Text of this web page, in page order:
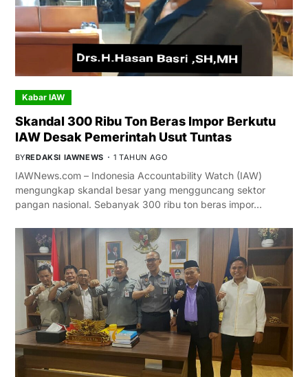
Kabar IAW
Skandal 300 Ribu Ton Beras Impor Berkutu
IAW Desak Pemerintah Usut Tuntas
BYREDAKSI IAWNEWS 1 TAHUN AGO
IAWNews.com – Indonesia Accountability Watch (IAW)
mengungkap skandal besar yang mengguncang sektor
pangan nasional. Sebanyak 300 ribu ton beras impor…